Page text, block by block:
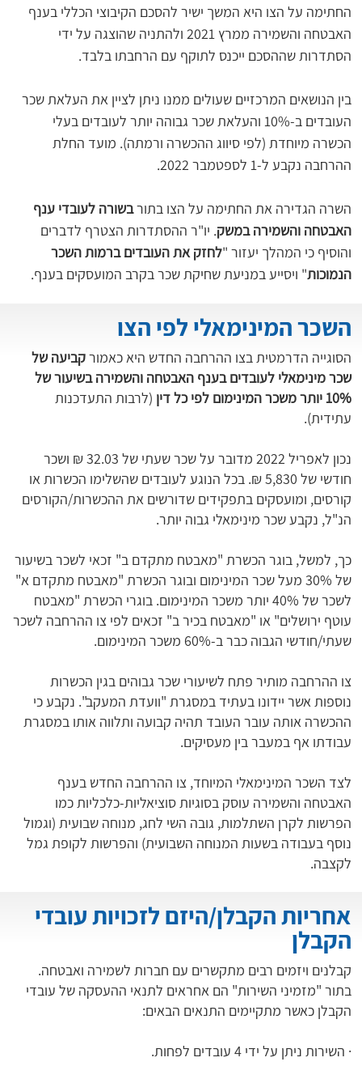
החתימה על הצו היא המשך ישיר להסכם הקיבוצי הכללי בענף
האבטחה והשמירה ממרץ 2021 ולהתניה שהוצגה על ידי
הסתדרות שההסכם ייכנס לתוקף עם הרחבתו בלבד.
בין הנושאים המרכזיים שעולים ממנו ניתן לציין את העלאת שכר
העובדים ב-10% והעלאת שכר גבוהה יותר לעובדים בעלי
הכשרה מיוחדת (לפי סיווג ההכשרה ורמתה). מועד החלת
ההרחבה נקבע ל-1 לספטמבר 2022.
השרה הגדירה את החתימה על הצו בתור בשורה לעובדי ענף
האבטחה והשמירה במשק. יו"ר ההסתדרות הצטרף לדברים
והוסיף כי המהלך יעזור "לחזק את העובדים ברמות השכר
הנמוכות" ויסייע במניעת שחיקת שכר בקרב המועסקים בענף.
הסוגייה הדרמטית בצו ההרחבה החדש היא כאמורקביעה של
שכר מינימאלי לעובדים בענף האבטחה והשמירה בשיעור של
10% יותר משכר המינימום לפי כל דין
(לרבות התעדכנות
עתידית).
נכון לאפריל 2022 מדובר על שכר שעתי של 32.03 ₪ ושכר
חודשי של 5,830 ₪. בכל הנוגע לעובדים שהשלימו הכשרות או
קורסים, ומועסקים בתפקידים שדורשים את ההכשרות/הקורסים
הנ"ל, נקבע שכר מינימאלי גבוה יותר.
כך, למשל, בוגר הכשרת "מאבטח מתקדם ב" זכאי לשכר בשיעור
של 30% מעל שכר המינימום ובוגר הכשרת "מאבטח מתקדם א"
לשכר של 40% יותר משכר המינימום. בוגרי הכשרת "מאבטח
עוטף ירושלים" או "מאבטח בכיר ב" זכאים לפי צו ההרחבה לשכר
שעתי/חודשי הגבוה כבר ב-60% משכר המינימום.
צו ההרחבה מותיר פתח לשיעורי שכר גבוהים בגין הכשרות
נוספות אשר יידונו בעתיד במסגרת "וועדת המעקב". נקבע כי
ההכשרה אותה עובר העובד תהיה קבועה ותלווה אותו במסגרת
עבודתו אף במעבר בין מעסיקים.
לצד השכר המינימאלי המיוחד, צו ההרחבה החדש בענף
האבטחה והשמירה עוסק בסוגיות סוציאליות-כלכליות כמו
הפרשות לקרן השתלמות, גובה השי לחג, מנוחה שבועית (וגמול
נוסף בעבודה בשעות המנוחה השבועית) והפרשות לקופת גמל
לקצבה.
השכר המינימאלי לפי הצו
קבלנים ויזמים רבים מתקשרים עם חברות לשמירה ואבטחה.
בתור "מזמיני השירות" הם אחראים לתנאי ההעסקה של עובדי
הקבלן כאשר מתקיימים התנאים הבאים:
· השירות ניתן על ידי 4 עובדים לפחות.
אחריות הקבלן/היזם לזכויות עובדי
הקבלן